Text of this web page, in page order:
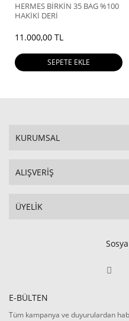
HERMES BİRKİN 35 BAG %100
HAKİKİ DERİ
11.000,00 TL
SEPETE EKLE
KURUMSAL
ALIŞVERİŞ
ÜYELİK
E-BÜLTEN
Tüm kampanya ve duyurulardan